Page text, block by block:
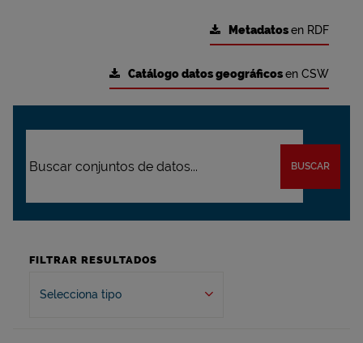
Metadatosen RDF
Catálogo datos geográficosen CSW
BUSCAR
FILTRAR RESULTADOS
Selecciona tipo